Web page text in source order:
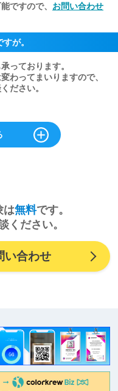
ですので、 お問い合わせ
が。
っております。
わってまいりますので、
ださい。
は無料です。
ください。
い合わせ